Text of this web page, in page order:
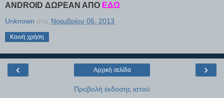
ANDROID ΔΩΡΕΑΝ ΑΠΟ ΕΔΩ
Unknown στις Νοεμβρίου 05, 2013
Κοινή χρήση
‹ ›
Αρχική σελίδα
Προβολή έκδοσης ιστού